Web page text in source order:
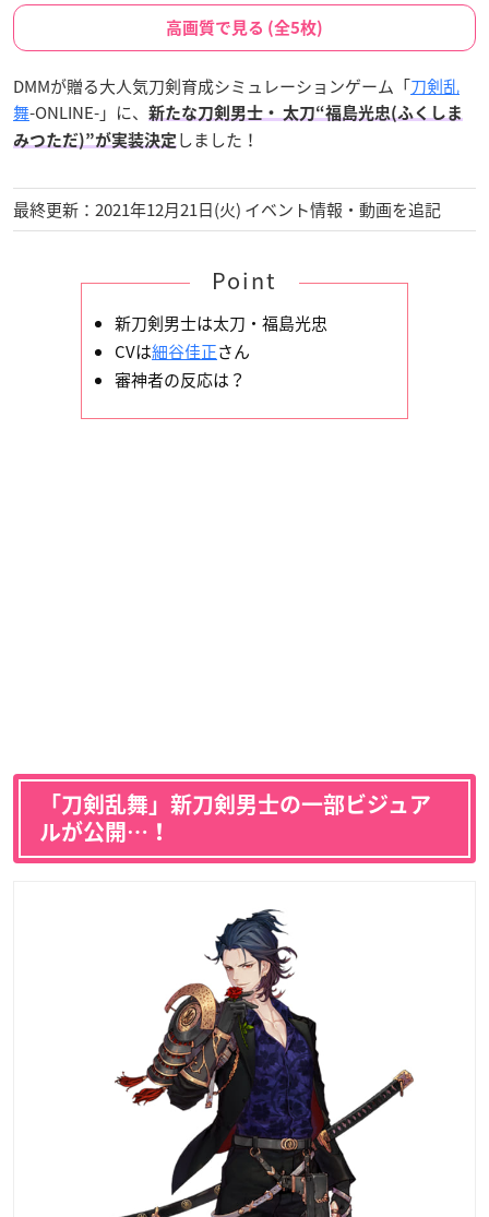
高画質で見る (全5枚)
DMMが贈る大人気刀剣育成シミュレーションゲーム「刀剣乱
舞-ONLINE-」に、
新たな刀剣男士・ 太刀“福島光忠(ふくしま
みつただ)”が実装決定 しました！
最終更新：2021年12月21日(火) イベント情報・動画を追記
Point
新刀剣男士は太刀・福島光忠
CVは細谷佳正さん
審神者の反応は？
「刀剣乱舞」新刀剣男士の一部ビジュア
ルが公開…！